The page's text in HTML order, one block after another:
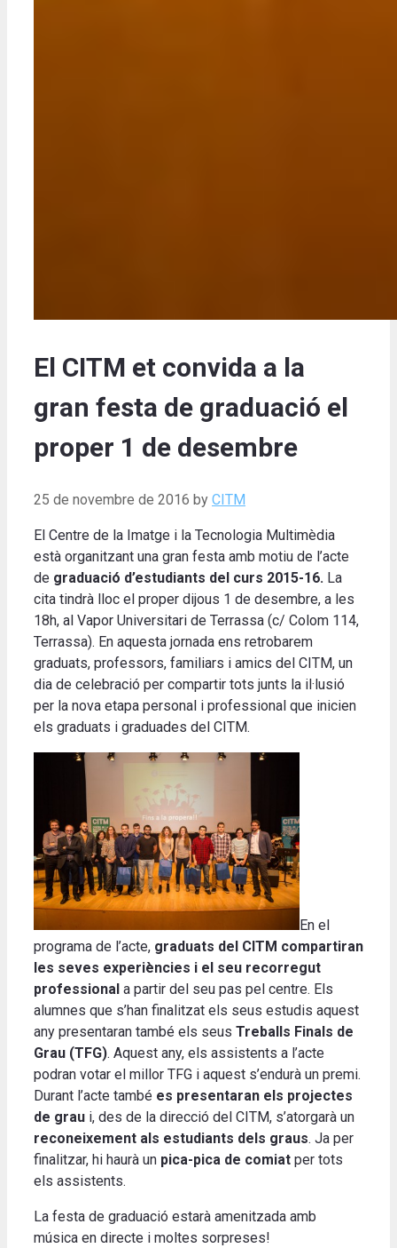
El CITM et convida a la
gran festa de graduació el
proper 1 de desembre
25 de novembre de 2016 by CITM
El Centre de la Imatge i la Tecnologia Multimèdia
està organitzant una gran festa amb motiu de l’acte
de graduació d’estudiants del curs 2015-16. La
cita tindrà lloc el proper dijous 1 de desembre, a les
18h, al Vapor Universitari de Terrassa (c/ Colom 114,
Terrassa). En aquesta jornada ens retrobarem
graduats, professors, familiars i amics del CITM, un
dia de celebració per compartir tots junts la il·lusió
per la nova etapa personal i professional que inicien
els graduats i graduades del CITM.
En el
programa de l’acte, graduats del CITM compartiran
les seves experiències i el seu recorregut
professional a partir del seu pas pel centre. Els
alumnes que s’han finalitzat els seus estudis aquest
any presentaran també els seus Treballs Finals de
Grau (TFG). Aquest any, els assistents a l’acte
podran votar el millor TFG i aquest s’endurà un premi.
Durant l’acte també es presentaran els projectes
de grau i, des de la direcció del CITM, s’atorgarà un
reconeixement als estudiants dels graus. Ja per
finalitzar, hi haurà un pica-pica de comiat per tots
els assistents.
La festa de graduació estarà amenitzada amb
música en directe i moltes sorpreses!